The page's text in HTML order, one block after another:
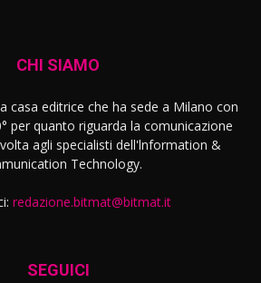
CHI SIAMO
casa editrice che ha sede a Milano con
per quanto riguarda la comunicazione
agli specialisti dell'lnformation &
Technology.
redazione.bitmat@bitmat.it
SEGUICI